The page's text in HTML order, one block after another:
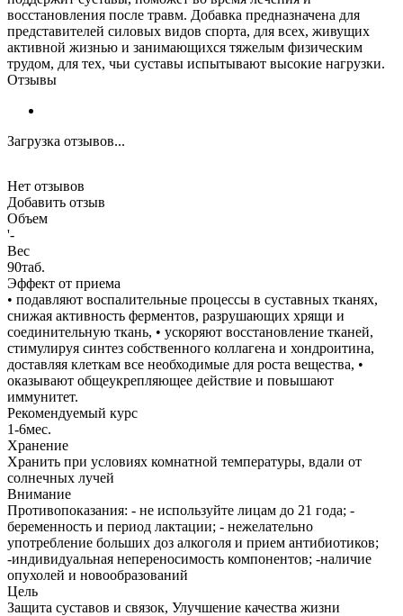
восстановления после травм. Добавка предназначена для
представителей силовых видов спорта, для всех, живущих
активной жизнью и занимающихся тяжелым физическим
трудом, для тех, чьи суставы испытывают высокие нагрузки.
Отзывы
Загрузка отзывов...
Нет отзывов
Добавить отзыв
Объем
'-
Вес
90таб.
Эффект от приема
• подавляют воспалительные процессы в суставных тканях,
снижая активность ферментов, разрушающих хрящи и
соединительную ткань, • ускоряют восстановление тканей,
стимулируя синтез собственного коллагена и хондроитина,
доставляя клеткам все необходимые для роста вещества, •
оказывают общеукрепляющее действие и повышают
иммунитет.
Рекомендуемый курс
1-6мес.
Хранение
Хранить при условиях комнатной температуры, вдали от
солнечных лучей
Внимание
Противопоказания: - не используйте лицам до 21 года; -
беременность и период лактации; - нежелательно
употребление больших доз алкоголя и прием антибиотиков;
-индивидуальная непереносимость компонентов; -наличие
опухолей и новообразований
Цель
Защита суставов и связок, Улучшение качества жизни